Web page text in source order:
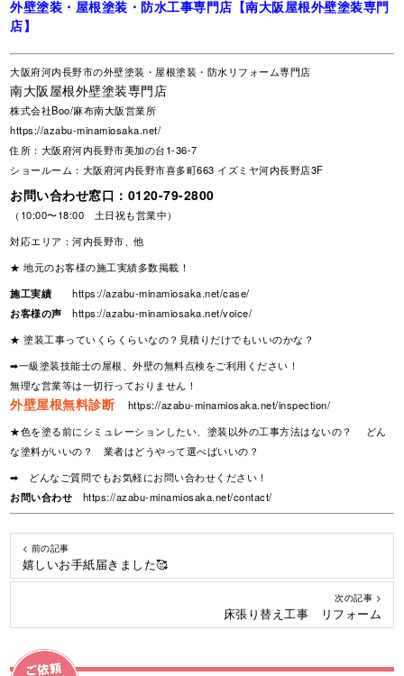
外壁塗装・屋根塗装・防水工事専門店【南大阪屋根外壁塗装専門
店】
大阪府河内長野市の外壁塗装・屋根塗装・防水リフォーム専門店
南大阪屋根外壁塗装専門店
株式会社Boo/麻布南大阪営業所
https://azabu-minamiosaka.net/
住所：大阪府河内長野市美加の台1-36-7
ショールーム：大阪府河内長野市喜多町663 イズミヤ河内長野店3F
お問い合わせ窓口： 0120-79-2800
（10:00〜18:00 土日祝も営業中）
対応エリア：河内長野市、他
★ 地元のお客様の施工実績多数掲載！
施工実績
https://azabu-minamiosaka.net/case/
お客様の声
https://azabu-minamiosaka.net/voice/
★ 塗装工事っていくらくらいなの？見積りだけでもいいのかな？
➡一級塗装技能士の屋根、外壁の無料点検をご利用ください！
無理な営業等は一切行っておりません！
外壁屋根無料診断
https://azabu-minamiosaka.net/inspection/
★色を塗る前にシミュレーションしたい、塗装以外の工事方法はないの？ どん
な塗料がいいの？ 業者はどうやって選べばいいの？
➡ どんなご質問でもお気軽にお問い合わせください！
お問い合わせ
https://azabu-minamiosaka.net/contact/
< 前の記事
嬉しいお手紙届きました🥰
次の記事 >
床張り替え工事 リフォーム